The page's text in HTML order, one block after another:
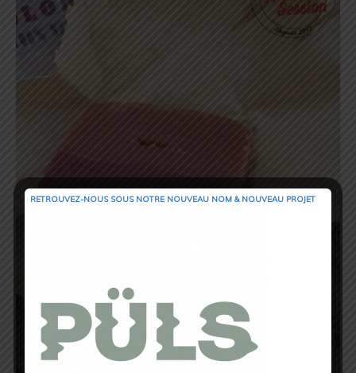
RETROUVEZ-NOUS SOUS NOTRE NOUVEAU NOM & NOUVEAU PROJET